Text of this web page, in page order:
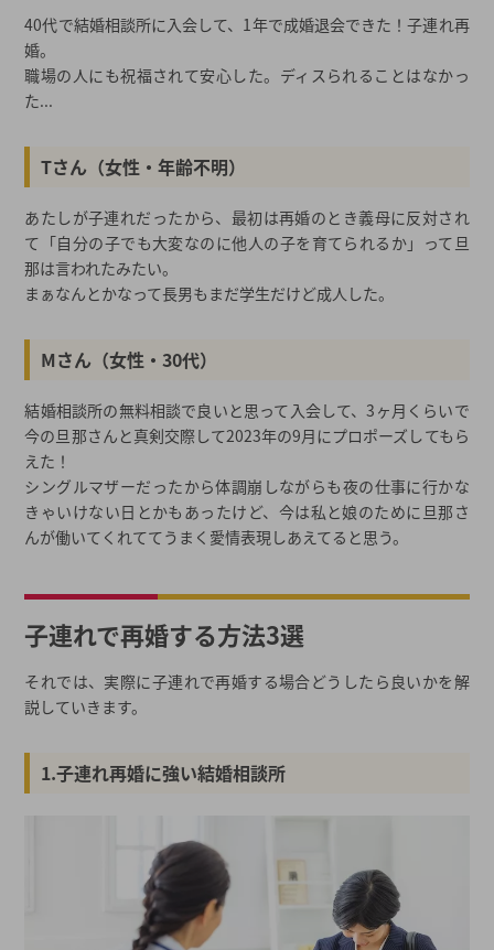
40代で結婚相談所に入会して、1年で成婚退会できた！子連れ再
婚。
職場の人にも祝福されて安心した。ディスられることはなかっ
た...
Tさん（女性・年齢不明）
あたしが子連れだったから、最初は再婚のとき義母に反対され
て「自分の子でも大変なのに他人の子を育てられるか」って旦
那は言われたみたい。
まぁなんとかなって長男もまだ学生だけど成人した。
Mさん（女性・30代）
結婚相談所の無料相談で良いと思って入会して、3ヶ月くらいで
今の旦那さんと真剣交際して2023年の9月にプロポーズしてもら
えた！
シングルマザーだったから体調崩しながらも夜の仕事に行かな
きゃいけない日とかもあったけど、今は私と娘のために旦那さ
んが働いてくれててうまく愛情表現しあえてると思う。
子連れで再婚する方法3選
それでは、実際に子連れで再婚する場合どうしたら良いかを解
説していきます。
1.子連れ再婚に強い結婚相談所